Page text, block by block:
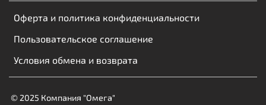
Оферта и политика конфиденциальности
Пользовательское соглашение
Условия обмена и возврата
© 2025 Компания "Омега"